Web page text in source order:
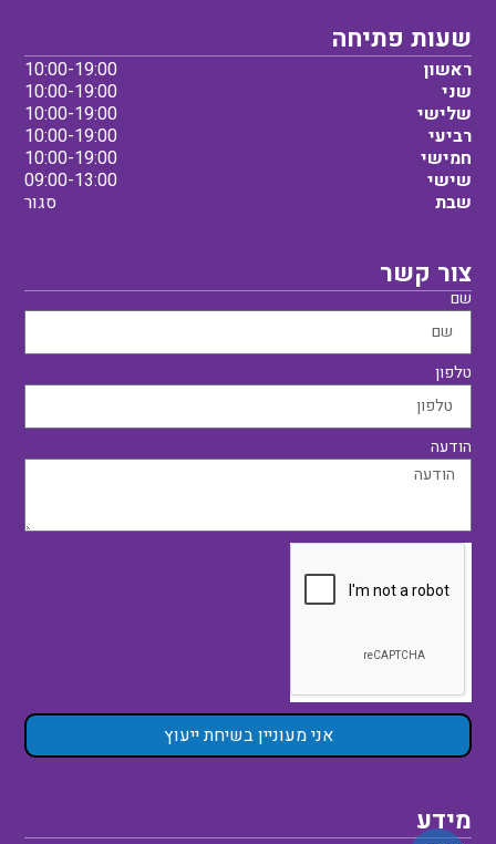
שעות פתיחה
ראשון
10:00-19:00
שני
10:00-19:00
שלישי
10:00-19:00
רביעי
10:00-19:00
חמישי
10:00-19:00
שישי
09:00-13:00
שבת
סגור
צור קשר
שם
טלפון
הודעה
אני מעוניין בשיחת ייעוץ
מידע